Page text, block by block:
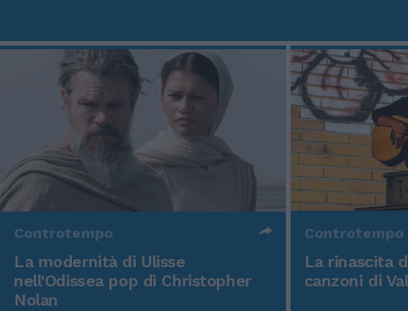
Controtempo
La modernità di Ulisse
nell'Odissea pop di Christopher
Nolan
Controtempo
La rinascita
canzoni di